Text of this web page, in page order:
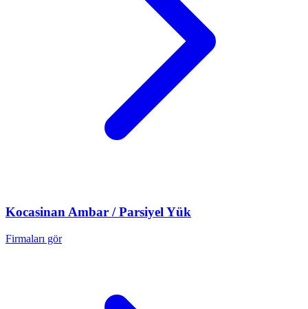
KocasinanAmbar / Parsiyel Yük
Firmaları gör